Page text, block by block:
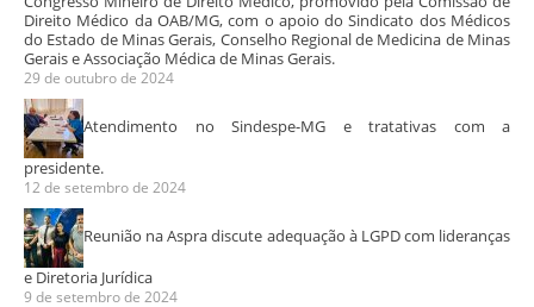
Direito Médico da OAB/MG, com o apoio do Sindicato dos Médicos
do Estado de Minas Gerais, Conselho Regional de Medicina de Minas
Gerais e Associação Médica de Minas Gerais.
29 de outubro de 2024
Atendimento no Sindespe-MG e tratativas com a
presidente.
12 de setembro de 2024
Reunião na Aspra discute adequação à LGPD com lideranças
e Diretoria Jurídica
9 de setembro de 2024